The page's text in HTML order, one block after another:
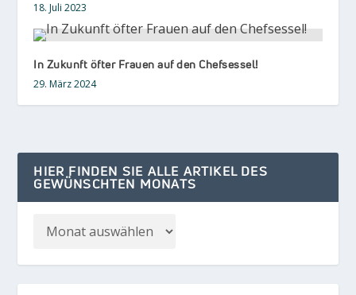
18. Juli 2023
In Zukunft öfter Frauen auf den Chefsessel!
29. März 2024
HIER FINDEN SIE ALLE ARTIKEL DES
GEWÜNSCHTEN MONATS